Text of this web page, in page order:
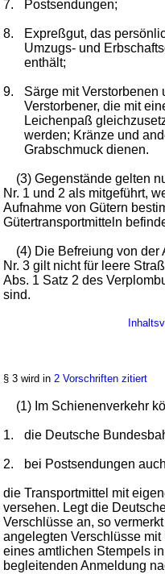
7. Postsendungen;
8.
Expreßgut, das
Umzugs- und
enthält;
9.
Särge mit Verstorbenen
Verstorbener, die mit
Leichenpaß
werden; Kränze und
Grabschmuck dienen.
(3) Gegenstände gelten
Nr. 1 und 2 als mitgeführt,
Aufnahme von Gütern
Gütertransportmitteln
(4) Die Befreiung von der
Nr. 3 gilt nicht für leere
Abs. 1 Satz 2 des
sind.
§ 3 wird in2 Vorschriften zitiert
(1) Im Schienenverkehr
1. die Deutsche
2. bei Postsendungen
die Transportmittel mit
versehen. Legt die
Verschlüsse an, so
angelegten Verschlüsse
eines amtlichen Stempels
begleitenden Anmeldung